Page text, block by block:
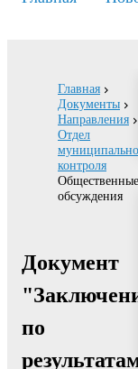
Главная
Документы
Направления
Отдел
контроля
Общественные
обсуждения
Документ
по
результатам